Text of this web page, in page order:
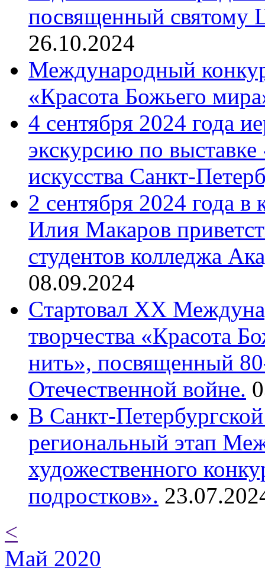
посвященный святому
26.10.2024
Международный
«Красота Божьего
4 сентября 2024 года
экскурсию по
искусства Санкт-
2 сентября 2024 года
Илия Макаров
студентов колледжа
08.09.2024
Cтартовал XX
творчества «Красота
нить», посвященный
Отечественной войне.
В Санкт-
региональный этап
художественного
подростков».
<
Май 2020